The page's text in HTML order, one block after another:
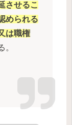
させるこ
められる
は職権
。